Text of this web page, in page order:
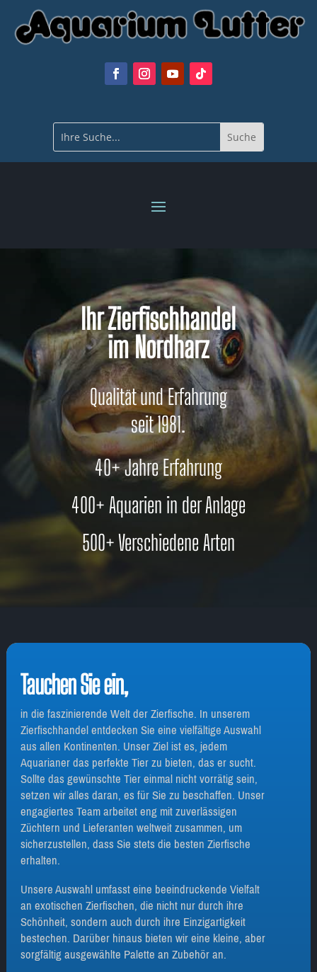
Ihr Zierfischhandel
im Nordharz
Qualität und Erfahrung
seit 1981.
40+ Jahre Erfahrung
400+ Aquarien in der Anlage
500+ Verschiedene Arten
Tauchen Sie ein,
in die faszinierende Welt der Zierfische. In unserem
Zierfischhandel entdecken Sie eine vielfältige Auswahl
aus allen Kontinenten. Unser Ziel ist es, jedem
Aquarianer das perfekte Tier zu bieten, das er sucht.
Sollte das gewünschte Tier einmal nicht vorrätig sein,
setzen wir alles daran, es für Sie zu beschaffen. Unser
engagiertes Team arbeitet eng mit zuverlässigen
Züchtern und Lieferanten weltweit zusammen, um
sicherzustellen, dass Sie stets die besten Zierfische
erhalten.
Unsere Auswahl umfasst eine beeindruckende Vielfalt
an exotischen Zierfischen, die nicht nur durch ihre
Schönheit, sondern auch durch ihre Einzigartigkeit
bestechen. Darüber hinaus bieten wir eine kleine, aber
sorgfältig ausgewählte Palette an Zubehör an.